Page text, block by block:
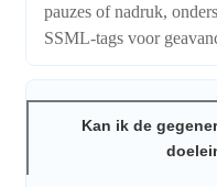
pauzes of nadruk,
SSML-tags voor
Kan ik de